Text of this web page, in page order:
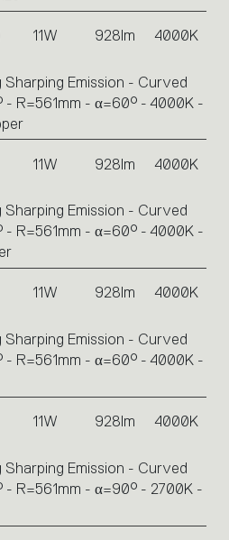
11W 928lm 4000K
Sharping Emission - Curved
- R=561mm - α=60° - 4000K -
11W 928lm 4000K
Sharping Emission - Curved
- R=561mm - α=60° - 4000K -
11W 928lm 4000K
Sharping Emission - Curved
- R=561mm - α=60° - 4000K -
11W 928lm 4000K
Sharping Emission - Curved
- R=561mm - α=90° - 2700K -